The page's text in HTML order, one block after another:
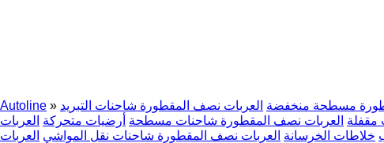
Autoline » مسطحة منخفضة العربات نصف المقطورة شاحنات التبريد
مقفلة العربات نصف المقطورة شاحنات مسطحة أرضيات متحركة العربات
خلاطات الخرسانة العربات نصف المقطورة شاحنات نقل المواشي العربات